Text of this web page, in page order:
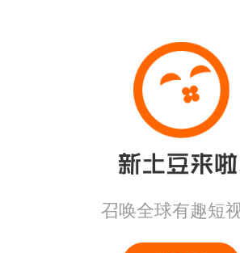
召唤全球有趣短